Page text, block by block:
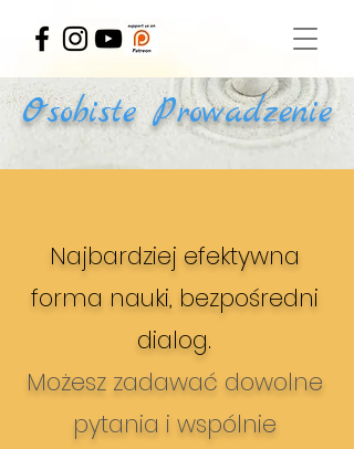
Osobiste Prowadzenie
Najbardziej efektywna
forma nauki, bezpośredni
dialog.
Możesz zadawać dowolne
pytania i wspólnie